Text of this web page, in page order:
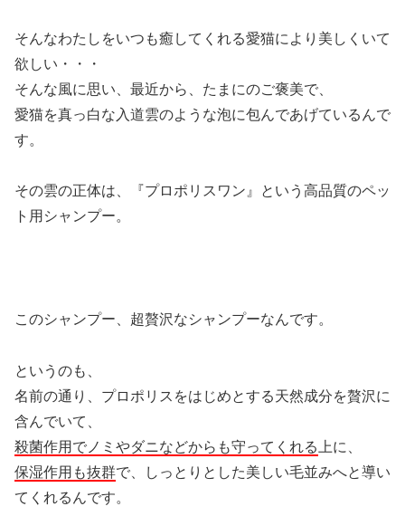
そんなわたしをいつも癒してくれる愛猫により美しくいて
欲しい・・・
そんな風に思い、最近から、たまにのご褒美で、
愛猫を真っ白な入道雲のような泡に包んであげているんで
す。
その雲の正体は、『プロポリスワン』という高品質のペッ
ト用シャンプー。
このシャンプー、超贅沢なシャンプーなんです。
というのも、
名前の通り、プロポリスをはじめとする天然成分を贅沢に
含んでいて、
殺菌作用でノミやダニなどからも守ってくれる 上に、
保湿作用も抜群で、しっとりとした美しい毛並みへと導い
てくれるんです。